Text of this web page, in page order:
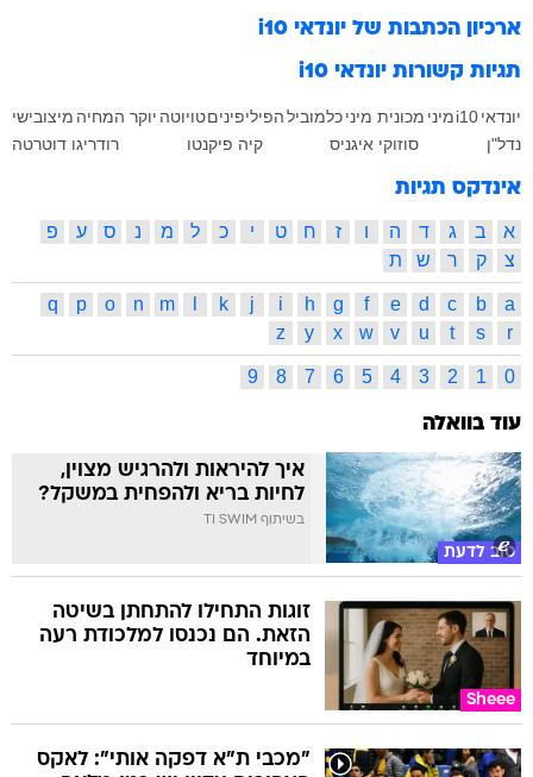
ארכיון הכתבות של יונדאי i10
תגיות קשורות יונדאי i10
יונדאיi10מיני מכונית מיניכלמובילהפיליפיניםטויוטה יוקר המחיה מיצובישי
נדל"ן
סוזוקי איגניס קיה פיקנטו רודריגו דוטרטה
אינדקס תגיות
א ב ג ד ה ו ז ח ט י כ ל מ נ ס ע
פ
צ
ק ר ש ת
a
b
c
d
e
f
g
h
i
j
k
m
n
o
p
q
r
s
t
u
v
w
x
y
z
0
1
2
3
4
5
6
7
8
9
עוד בוואלה
טוב לדעת
איך להיראות ולהרגיש מצוין,
לחיות בריא ולהפחית במשקל?
בשיתוף TI SWIM
Sheee
זוגות התחילו להתחתן בשיטה
הזאת. הם נכנסו למלכודת רעה
במיוחד
"מכבי ת"א דפקה אותי": לאקס